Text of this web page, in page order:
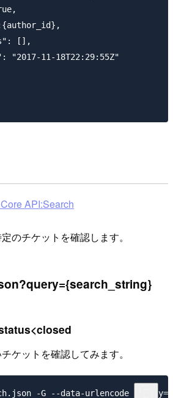
[],
"2017-11-18T22:29:55Z"
API:Search
のチケットを確認します。
ケットを確認してみます。